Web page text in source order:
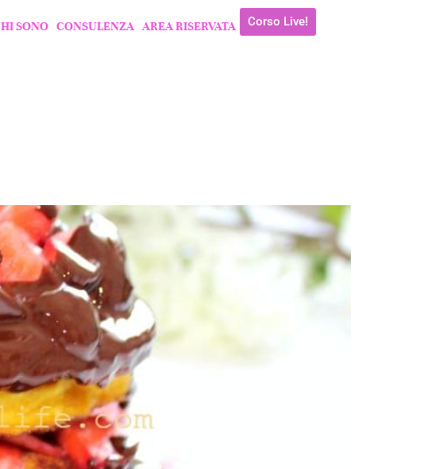
SONO CONSULENZA AREA RISERVATA Corso Live!